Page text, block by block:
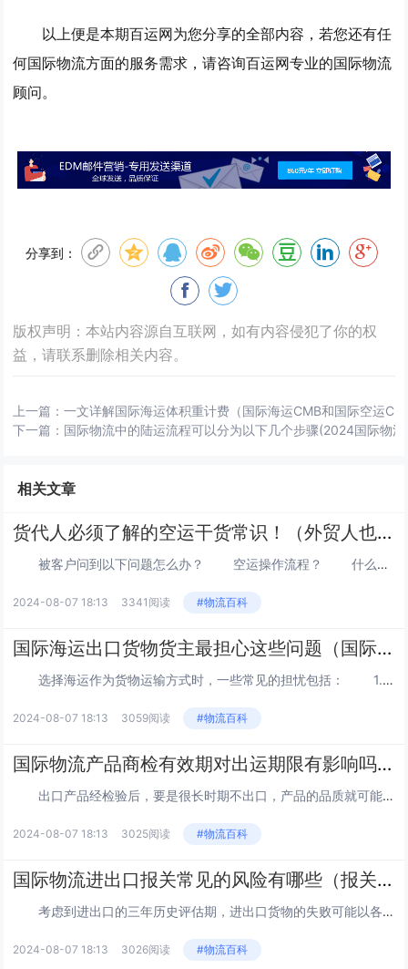
以上便是本期百运网为您分享的全部内容，若您还有任
何国际物流方面的服务需求，请咨询百运网专业的国际物流
顾问。
分享到：
版权声明：本站内容源自互联网，如有内容侵犯了你的权
益，请联系删除相关内容。
上一篇：一文详解国际海运体积重计费（国际海运CMB和国际空运
下一篇： 国际物流中的陆运流程可以分为以下几个步骤(2024国际物
相关文章
货代人必须了解的空运干货常识！（外贸人也来学学空运干货）
被客户问到以下问题怎么办？ 空运操作流程？ 什么叫重平泡货？ 什么叫运价“靠级”？ 什么...
2024-08-07 18:13 3341阅读 #物流百科
国际海运出口货物货主最担心这些问题（国际海运干货知识分享）
选择海运作为货物运输方式时，一些常见的担忧包括： 1.运输时间： 海运通常需要相对较长的时间，特别是对于远距离...
2024-08-07 18:13 3059阅读 #物流百科
国际物流产品商检有效期对出运期限有影响吗（国际物流干货知识分享）
出口产品经检验后，要是很长时期不出口，产品的品质就可能会发生一定的改变，原先验证的结果就不可能充分体现产品的具体情况...
2024-08-07 18:13 3025阅读 #物流百科
国际物流进出口报关常见的风险有哪些（报关单被拒怎么办）
考虑到进出口的三年历史评估期，进出口货物的失败可能以各种方式出现，并且可能在数月或数年后才被发现。因此，企业必须确保...
2024-08-07 18:13 3026阅读 #物流百科